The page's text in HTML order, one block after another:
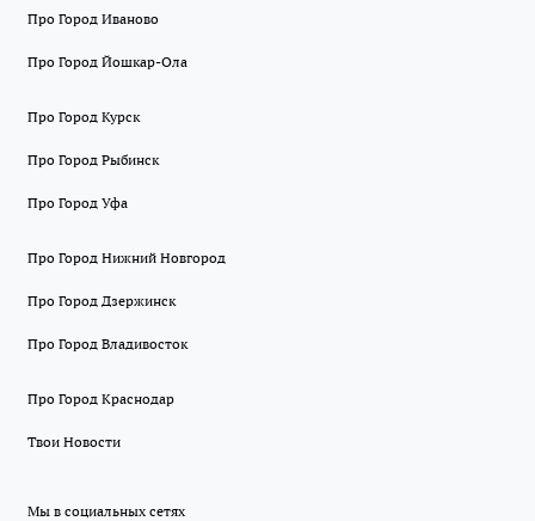
Про Город Иваново
Про Город Йошкар-Ола
Про Город Курск
Про Город Рыбинск
Про Город Уфа
Про Город Нижний Новгород
Про Город Дзержинск
Про Город Владивосток
Про Город Краснодар
Твои Новости
Мы в социальных сетях